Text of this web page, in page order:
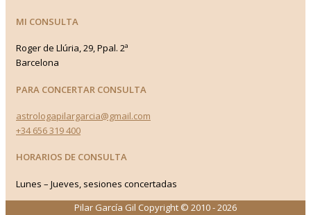
MI CONSULTA
Roger de Llúria, 29, Ppal. 2ª
Barcelona
PARA CONCERTAR CONSULTA
astrologapilargarcia@gmail.com
+34 656 319 400
HORARIOS DE CONSULTA
Lunes – Jueves, sesiones concertadas
Pilar García Gil Copyright © 2010 - 2026